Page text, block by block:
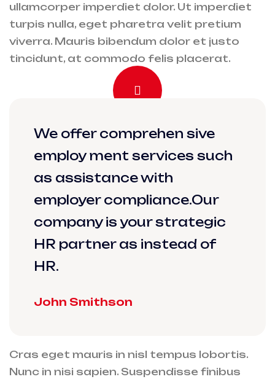
ullamcorper imperdiet dolor. Ut imperdiet
turpis nulla, eget pharetra velit pretium
viverra. Mauris bibendum dolor et justo
tincidunt, at commodo felis placerat.
We offer comprehen sive
employ ment services such
as assistance with
employer compliance.Our
company is your strategic
HR partner as instead of
HR.
John Smithson
Cras eget mauris in nisl tempus lobortis.
Nunc in nisi sapien. Suspendisse finibus